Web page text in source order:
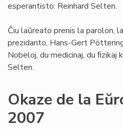
esperantisto: Reinhard Selten.
Ĉiu laŭreato prenis la parolon,
prezidanto, Hans-Gert
Nobeloj, du medicinaj, du ﬁzikaj
Selten.
Okaze de la
2007